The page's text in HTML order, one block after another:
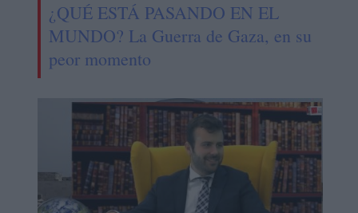
¿QUÉ ESTÁ PASANDO EN EL
MUNDO? La Guerra de Gaza, en su
peor momento